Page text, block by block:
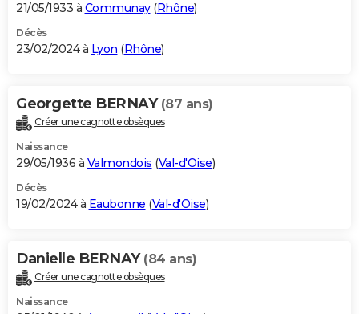
21/05/1933 à Communay(Rhône)
Décès
23/02/2024 à Lyon (Rhône)
Georgette BERNAY (87 ans)
Créer une cagnotte obsèques
Naissance
29/05/1936 à Valmondois (Val-d'Oise)
Décès
19/02/2024 à Eaubonne (Val-d'Oise)
Danielle BERNAY (84 ans)
Créer une cagnotte obsèques
Naissance